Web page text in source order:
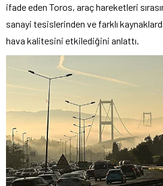
ifade eden Toros, araç hareketleri
sanayi tesislerinden ve farklı
hava kalitesini etkilediğini anlattı.